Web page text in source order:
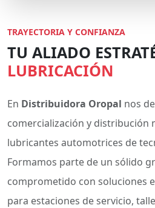
TRAYECTORIA Y CONFIANZA
TU ALIADO
LUBRICACIÓN
En Distribuidora Oropal nos
comercialización y distribución
lubricantes automotrices de
Formamos parte de un sólido
comprometido con soluciones
para estaciones de servicio,